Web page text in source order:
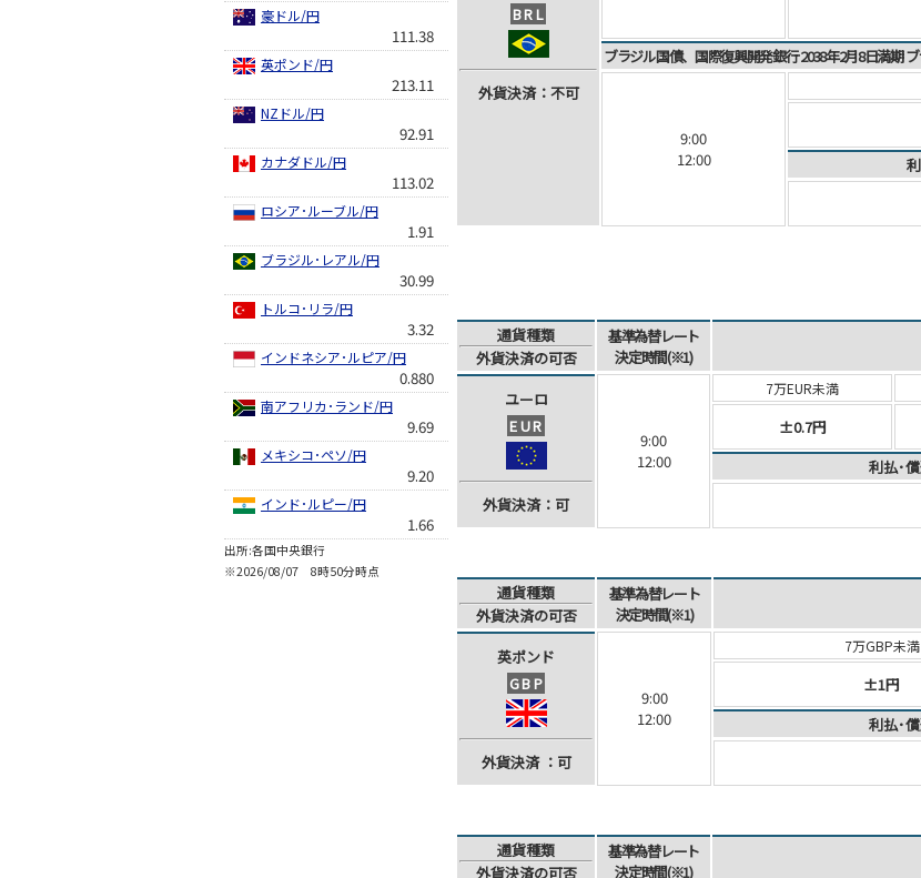
BRL
外貨決済：不可
ブラジル国債、国際復興開発銀行 2038年2月8日満期
9:00
12:00
通貨種類
外貨決済の可否
基準為替レート
決定時間(※1)
ユーロ
EUR
外貨決済：可
9:00
12:00
7万EUR未満
±0.7円
利払･
通貨種類
外貨決済の可否
基準為替レート
決定時間(※1)
英ポンド
GBP
外貨決済：可
9:00
12:00
7万GBP未満
±1円
利払･
通貨種類
外貨決済の可否
基準為替レート
決定時間(※1)
豪ドル/円
111.38
英ポンド/円
213.11
NZドル/円
92.91
カナダドル/円
113.02
ロシア･ルーブル/円
1.91
ブラジル･レアル/円
30.99
トルコ･リラ/円
3.32
インドネシア･ルピア/円
0.880
南アフリカ･ランド/円
9.69
メキシコ･ペソ/円
9.20
インド･ルピー/円
1.66
出所:各国中央銀行
※2026/08/07 8時50分時点